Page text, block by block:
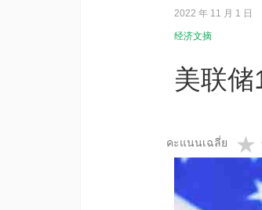
2022 年 11 月 1 日
经济文摘
美联
คะแนนเฉลี่ย